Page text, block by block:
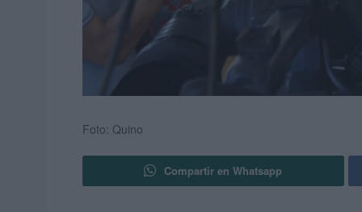
Foto: Quino
Compartir en Whatsapp